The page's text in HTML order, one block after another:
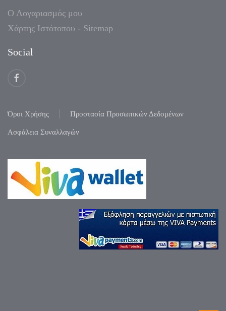
Ο Λογαριασμός μου
Χάρτης Ιστότοπου - Sitemap
Social
Όροι Χρήσης Προστασία Προσωπικών Δεδομένων
Ασφάλεια Συναλλαγών